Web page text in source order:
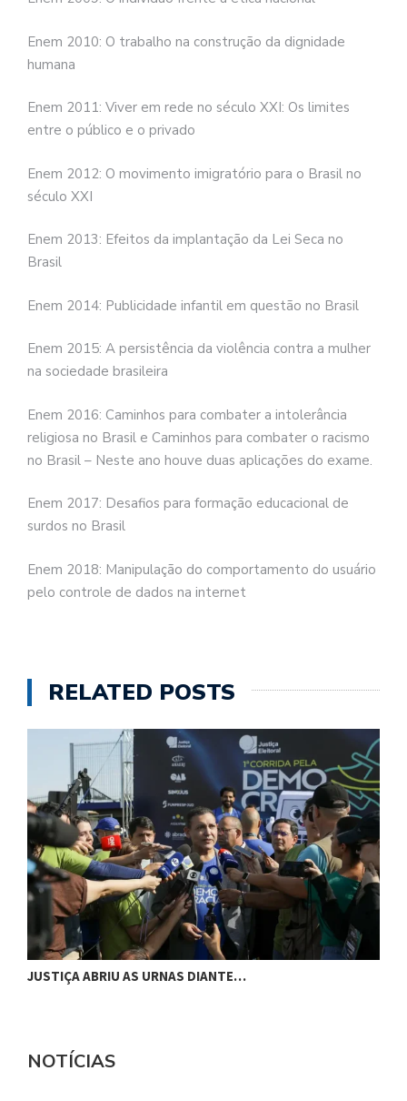
Enem 2010: O trabalho na construção da dignidade
humana
Enem 2011: Viver em rede no século XXI: Os limites
entre o público e o privado
Enem 2012: O movimento imigratório para o Brasil no
século XXI
Enem 2013: Efeitos da implantação da Lei Seca no
Brasil
Enem 2014: Publicidade infantil em questão no Brasil
Enem 2015: A persistência da violência contra a mulher
na sociedade brasileira
Enem 2016: Caminhos para combater a intolerância
religiosa no Brasil e Caminhos para combater o racismo
no Brasil – Neste ano houve duas aplicações do exame.
Enem 2017: Desafios para formação educacional de
surdos no Brasil
Enem 2018: Manipulação do comportamento do usuário
pelo controle de dados na internet
RELATED POSTS
JUSTIÇA ABRIU AS URNAS DIANTE…
NOTÍCIAS